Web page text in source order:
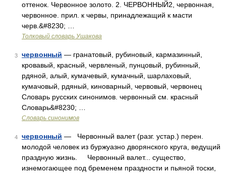
оттенок. Червонное золото. 2. ЧЕРВОННЫЙ2, червонная,
червонное. прил. к червы, принадлежащий к масти
черв.&#8230; …
Толковый словарь Ушакова
3 червонный — гранатовый, рубиновый, кармазинный,
кровавый, красный, червленый, пунцовый, рубинный,
рдяной, алый, кумачевый, кумачный, шарлаховый,
кумачовый, рдяный, киноварный, червовый, червонец
Словарь русских синонимов. червонный см. красный
Словарь&#8230; …
Словарь синонимов
4 червонный — Червонный валет (разг. устар.) перен.
молодой человек из буржуазно дворянского круга, ведущий
праздную жизнь. Червонный валет... существо,
изнемогающее под бременем праздности и пьяной тоски,